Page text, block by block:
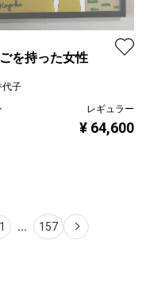
を持った女性
代子
レギュラー
¥ 64,600
... 157